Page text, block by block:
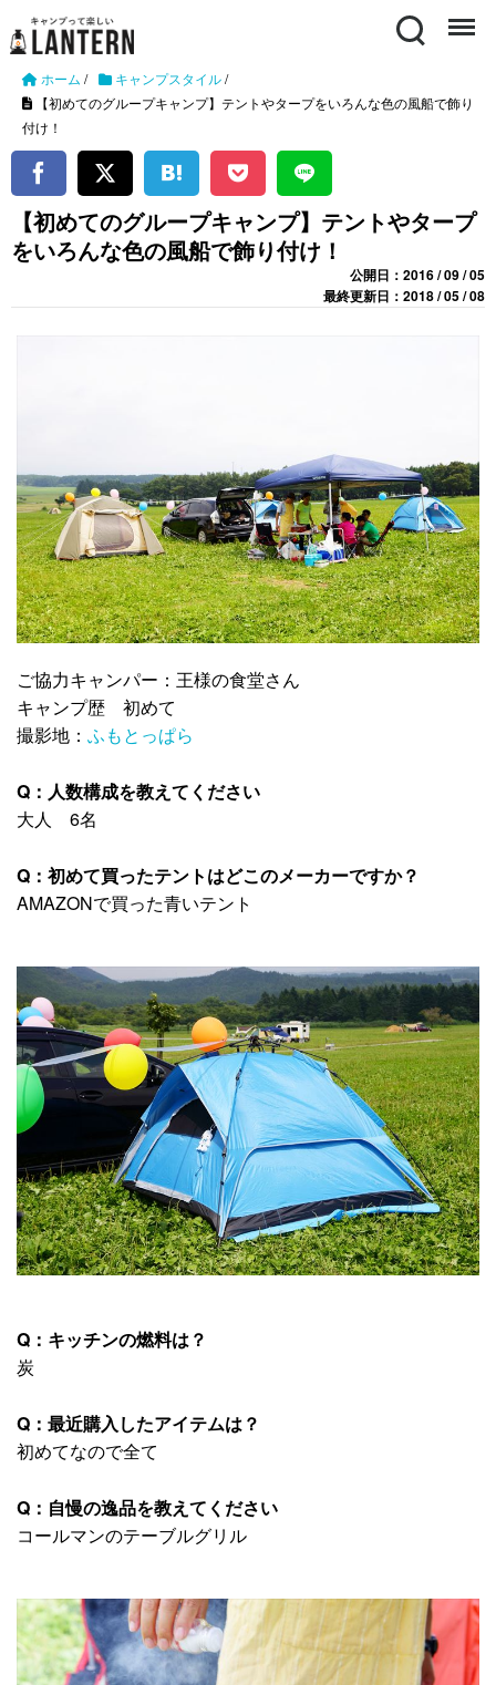
Search Menu
ホーム / キャンプスタイル/
【初めてのグループキャンプ】テントやタープをいろんな色の風船で飾り
付け！
【初めてのグループキャンプ】テントやタープ
をいろんな色の風船で飾り付け！
公開日：2016 / 09 / 05
最終更新日：2018 / 05 / 08
ご協力キャンパー：王様の食堂さん
キャンプ歴 初めて
撮影地： ふもとっぱら
Q：人数構成を教えてください
大人 6名
Q：初めて買ったテントはどこのメーカーですか？
AMAZONで買った青いテント
Q：キッチンの燃料は？
炭
Q：最近購入したアイテムは？
初めてなので全て
Q：自慢の逸品を教えてください
コールマンのテーブルグリル